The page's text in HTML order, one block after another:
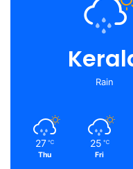
Rain
27 ℃
Thu
25 ℃
Fri